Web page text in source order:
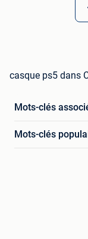
casque ps5 dans
Mots-clés
Mots-clés